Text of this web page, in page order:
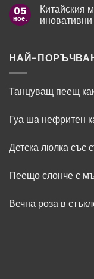
–
ароматът
като
Оригинален
подарък
за
05
ное.
Китайския
Китайския
магазин
изгодни
иновативни
продукти
НАЙ-
Танцуващ пеещ
Гуа ша нефритен
Детска люлка със
Пеещо слонче с
Вечна роза в